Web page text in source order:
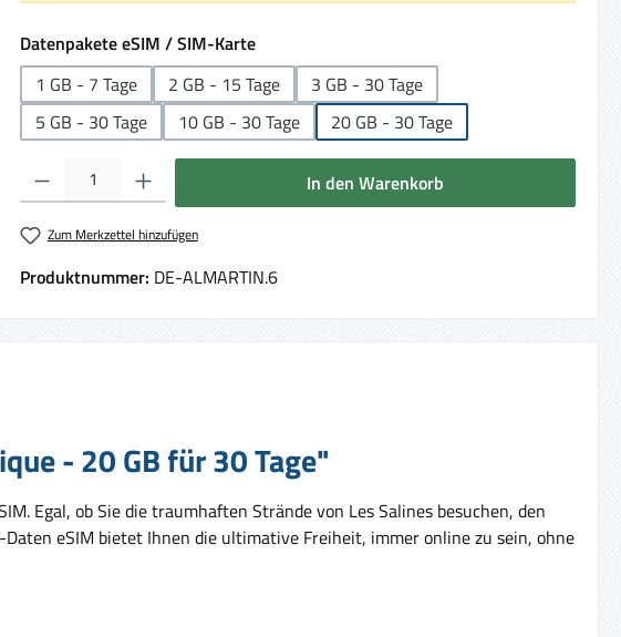
Datenpakete eSIM / SIM-Karteauswählen
1 GB - 7 Tage
2 GB - 15 Tage
3 GB - 30 Tage
5 GB - 30 Tage
10 GB - 30 Tage 20 GB - 30 Tage
Produkt Anzahl: Gib den gewünschten Wert ein oder benutze die Schaltflächen um die
In den Warenkorb
Zum Merkzettel hinzufügen
Produktnummer: DE-ALMARTIN.6
- 20 GB für 30 Tage"
Egal, ob Sie die traumhaften Strände von Les Salines besuchen, den
eSIM bietet Ihnen die ultimative Freiheit, immer online zu sein, ohne